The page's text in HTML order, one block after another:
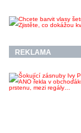
REKLAMA